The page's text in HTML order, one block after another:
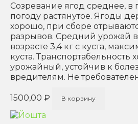
Созревание ягод среднее, в
погоду растянутое. Ягоды
хорошо, при сборе
разрывов. Средний урожай
возрасте 3,4 кг с куста,
куста. Транспортабельность
урожайный, устойчив к
вредителям. Не
1500,00 ₽ В корзину